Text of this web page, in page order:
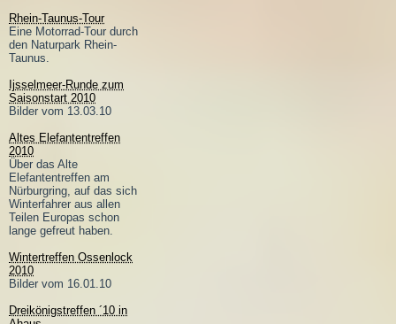
Rhein-Taunus-Tour
Eine Motorrad-Tour durch
den Naturpark Rhein-
Taunus.
Ijsselmeer-Runde zum
Saisonstart 2010
Bilder vom 13.03.10
Altes Elefantentreffen
2010
Über das Alte
Elefantentreffen am
Nürburgring, auf das sich
Winterfahrer aus allen
Teilen Europas schon
lange gefreut haben.
Wintertreffen Ossenlock
2010
Bilder vom 16.01.10
Dreikönigstreffen ´10 in